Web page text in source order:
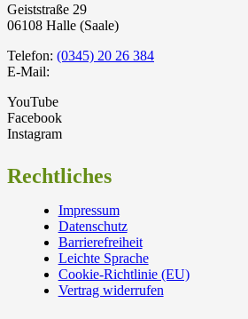
Geiststraße 29
06108 Halle (Saale)
Telefon: (0345) 20 26 384
E-Mail:
YouTube
Facebook
Instagram
Rechtliches
Impressum
Datenschutz
Barrierefreiheit
Leichte Sprache
Cookie-Richtlinie (EU)
Vertrag widerrufen